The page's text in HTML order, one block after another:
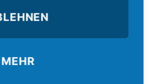
& Router
Systemcheck)
MEHR